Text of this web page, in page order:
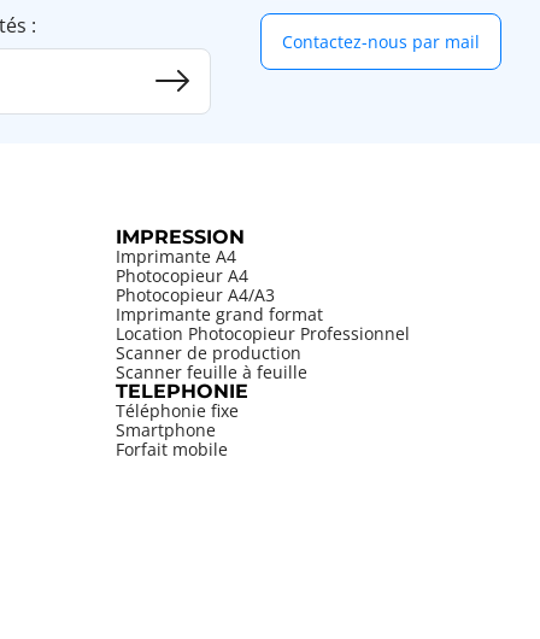
:
Contactez-nous par mail
IMPRESSION
Imprimante A4
Photocopieur A4
Photocopieur A4/A3
Imprimante grand format
Location Photocopieur Professionnel
Scanner de production
Scanner feuille à feuille
TELEPHONIE
Téléphonie fixe
Smartphone
Forfait mobile